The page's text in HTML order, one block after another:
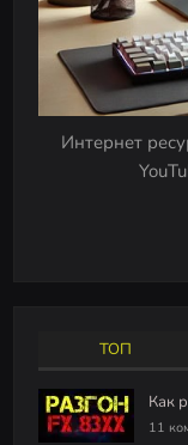
Интернет
ТОП
Как
11